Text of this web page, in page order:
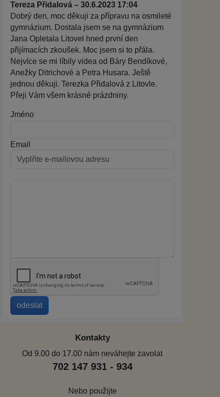
Tereza Přidalová – 30.6.2023 17:04
Dobrý den, moc děkuji za přípravu na osmileté
gymnázium. Dostala jsem se na gymnázium
Jana Opletala Litovel hned první den
přijímacích zkoušek. Moc jsem si to přála.
Nejvíce se mi líbily videa od Báry Bendíkové,
Anežky Ditrichové a Petra Husara. Ještě
jednou děkuji. Terezka Přidalová z Litovle.
Přeji Vám všem krásné prázdniny.
Jméno
Email
Kontakty
Od 9.00 do 17.00 nám neváhejte zavolat
702 147 931 - 934
Nebo použijte